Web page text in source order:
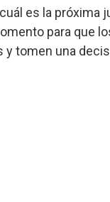
es la próxima
para que
tomen una